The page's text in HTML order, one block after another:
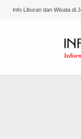
Info Liburan dan Wisata di